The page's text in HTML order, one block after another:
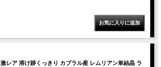
激レア 溶け跡くっきり カブラル産 レムリアン単結晶 ラ